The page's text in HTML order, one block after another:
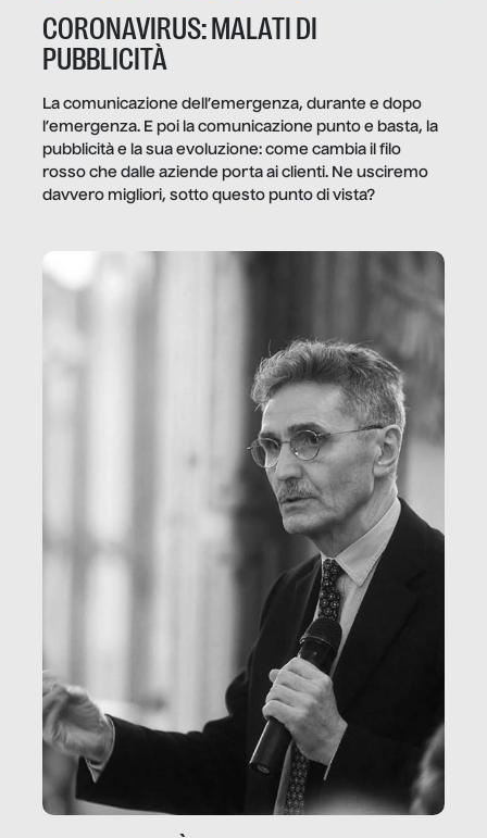
CORONAVIRUS: MALATI DI
PUBBLICITÀ
La comunicazione dell’emergenza, durante e dopo
l’emergenza. E poi la comunicazione punto e basta, la
pubblicità e la sua evoluzione: come cambia il filo
rosso che dalle aziende porta ai clienti. Ne usciremo
davvero migliori, sotto questo punto di vista?